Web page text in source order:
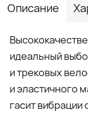
Описание
идеальный
и трековых
и эластичного
гасит